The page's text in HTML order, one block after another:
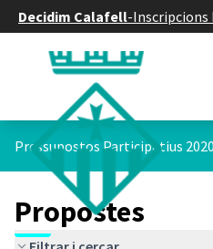
Decidim Calafell-Inscripcions
Pressupostos Participatius 2020
Propostes